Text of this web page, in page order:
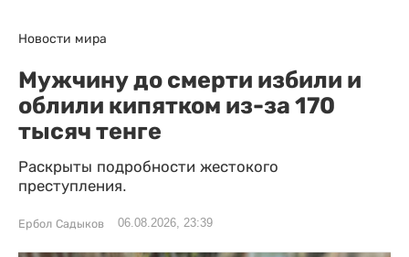
Новости мира
Мужчину до смерти избили и
облили кипятком из-за 170
тысяч тенге
Раскрыты подробности жестокого
преступления.
Ербол Садыков 06.08.2026, 23:39